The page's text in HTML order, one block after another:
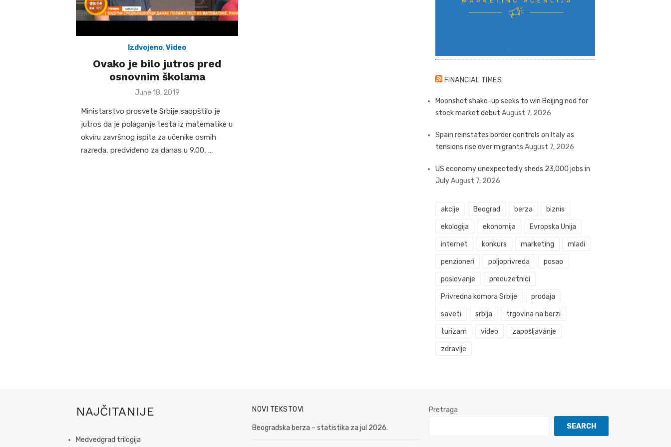
Izdvojeno,Video
Ovako je bilo jutros pred
osnovnim školama
Posted
June 18, 2019
Ministarstvo prosvete Srbije saopštilo je
jutros da je polaganje testa iz matematike u
okviru završnog ispita za učenike osmih
razreda, predviđeno za danas u 9.00, …
FINANCIAL TIMES
Moonshot shake-up seeks to win Beijing nod for
stock market debut August 7, 2026
Spain reinstates border controls on Italy as
tensions rise over migrants August 7, 2026
US economy unexpectedly sheds 23,000 jobs in
JulyAugust 7, 2026
akcije Beograd berza biznis
ekologija ekonomija Evropska Unija
internet konkurs marketing mladi
penzioneri poljoprivreda posao
poslovanje preduzetnici
Privredna komora Srbije prodaja
saveti srbija trgovina na berzi
turizam video zapošljavanje
zdravlje
NAJČITANIJE
Medvedgrad trilogija
NOVI TEKSTOVI
Beogradska berza – statistika za jul 2026.
Pretraga
SEARCH